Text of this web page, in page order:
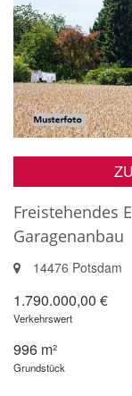
Freistehendes
Garagenanbau
14476 Potsdam
1.790.000,00 €
Verkehrswert
996 m²
Grundstück